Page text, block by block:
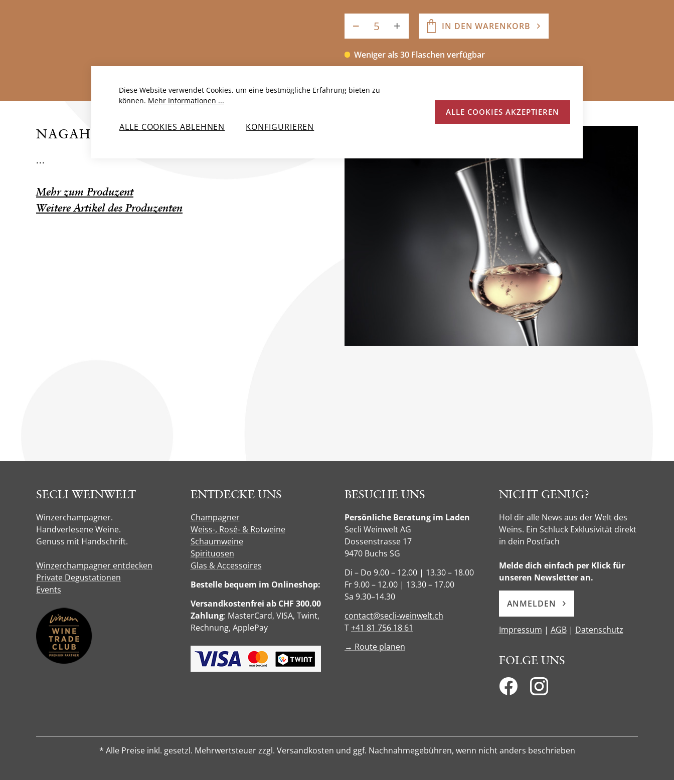
IN DEN WARENKORB
Weniger als 30 Flaschen verfügbar
NAGAHAMA DISTILLERY
...
Mehr zum Produzent
Weitere Artikel des Produzenten
SECLI WEINWELT
Winzerchampagner.
Handverlesene Weine.
Genuss mit Handschrift.
Winzerchampagner entdecken
Private Degustationen
Events
ENTDECKE UNS
Champagner
Weiss-, Rosé- & Rotweine
Schaumweine
Spirituosen
Glas & Accessoires
Bestelle bequem im Onlineshop:
Versandkostenfrei ab CHF 300.00
Zahlung: MasterCard, VISA, Twint,
Rechnung, ApplePay
BESUCHE UNS
Persönliche Beratung im Laden
Secli Weinwelt AG
Dossenstrasse 17
9470 Buchs SG
Di – Do 9.00 – 12.00 | 13.30 – 18.00
Fr 9.00 – 12.00 | 13.30 – 17.00
Sa 9.30–14.30
contact@secli-weinwelt.ch
T+41 81 756 18 61
→ Route planen
NICHT GENUG?
Hol dir alle News aus der Welt des
Weins. Ein Schluck Exklusivität direkt
in dein Postfach
Melde dich einfach per Klick für
unseren Newsletter an.
ANMELDEN
Impressum | AGB| Datenschutz
FOLGE UNS
* Alle Preise inkl. gesetzl. Mehrwertsteuer zzgl. Versandkosten und ggf. Nachnahmegebühren, wenn nicht anders beschrieben
Diese Website verwendet Cookies, um eine bestmögliche Erfahrung bieten zu
können. Mehr Informationen ...
ALLE COOKIES ABLEHNEN KONFIGURIEREN
ALLE COOKIES AKZEPTIEREN